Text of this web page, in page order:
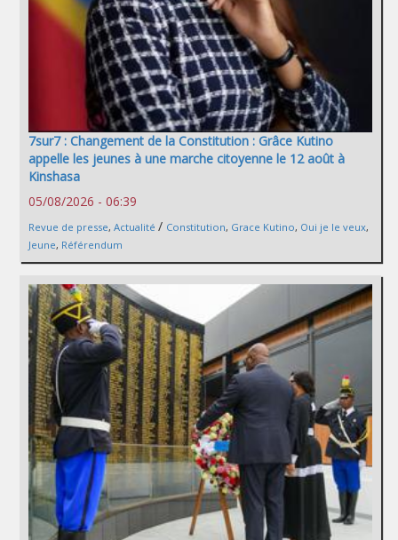
7sur7 : Changement de la Constitution : Grâce Kutino
appelle les jeunes à une marche citoyenne le 12 août à
Kinshasa
05/08/2026 - 06:39
Revue de presse, Actualité / Constitution, Grace Kutino, Oui je le veux,
Jeune, Référendum